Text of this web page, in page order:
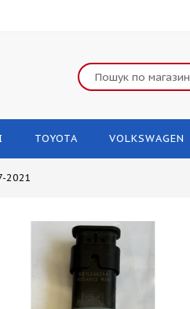
TOYOTA VOLKSWAGEN
2021